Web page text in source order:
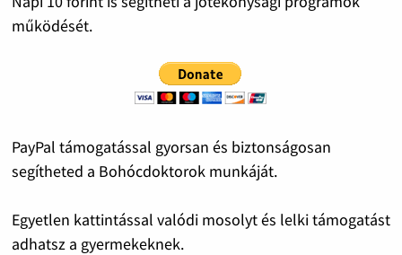
működését.
PayPal támogatással gyorsan és biztonságosan
segítheted a Bohócdoktorok munkáját.
Egyetlen kattintással valódi mosolyt és lelki támogatást
adhatsz a gyermekeknek.